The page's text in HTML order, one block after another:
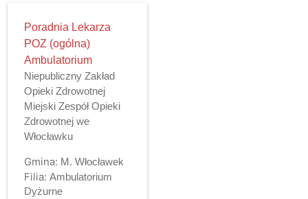
Poradnia Lekarza
POZ (ogólna)
Ambulatorium
Niepubliczny Zakład
Opieki Zdrowotnej
Miejski Zespół Opieki
Zdrowotnej we
Włocławku
Gmina: M. Włocławek
Filia: Ambulatorium
Dyżurne